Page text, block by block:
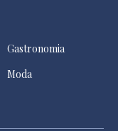
Gastronomia
Moda